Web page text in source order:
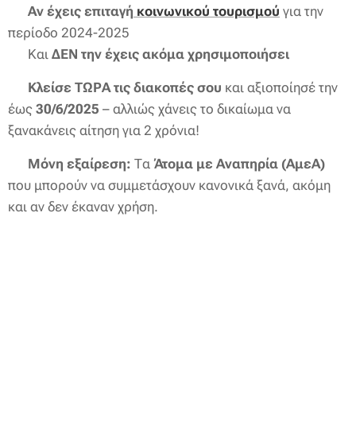
Αν έχεις επιταγή κοινωνικού τουρισμού για την
περίοδο 2024-2025
🔹 Και ΔΕΝ την έχεις ακόμα χρησιμοποιήσει
Κλείσε ΤΩΡΑ τις διακοπές σου και αξιοποίησέ την
έως 30/6/2025 – αλλιώς χάνεις το δικαίωμα να
ξανακάνεις αίτηση για 2 χρόνια!
Μόνη εξαίρεση: Τα Άτομα με Αναπηρία (ΑμεΑ)
που μπορούν να συμμετάσχουν κανονικά ξανά, ακόμη
και αν δεν έκαναν χρήση.